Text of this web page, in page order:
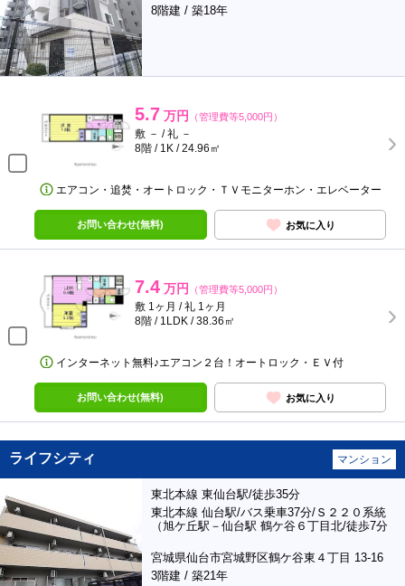
8階建 / 築18年
5.7 万円 （管理費等5,000円）
敷 － / 礼 －
8階 / 1K / 24.96㎡
エアコン・追焚・オートロック・ＴＶモニターホン・エレベーター
お問い合わせ(無料) お気に入り
7.4 万円 （管理費等5,000円）
敷 1ヶ月 / 礼 1ヶ月
8階 / 1LDK / 38.36㎡
インターネット無料♪エアコン２台！オートロック・ＥＶ付
お問い合わせ(無料) お気に入り
ライフシティ マンション
東北本線 東仙台駅/徒歩35分
東北本線 仙台駅/バス乗車37分/Ｓ２２０系統
（旭ケ丘駅－仙台駅 鶴ケ谷６丁目北/徒歩7分
宮城県仙台市宮城野区鶴ケ谷東４丁目 13-16
3階建 / 築21年